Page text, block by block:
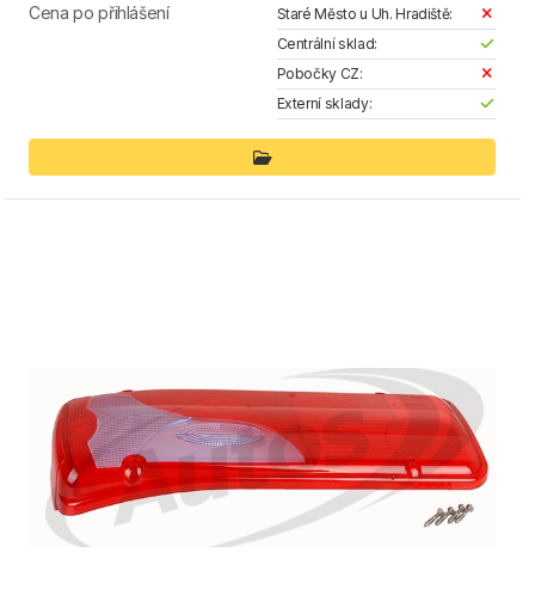
Cena po přihlášení
Staré Město u Uh. Hradiště:
Centrální sklad:
Pobočky CZ:
Externí sklady: